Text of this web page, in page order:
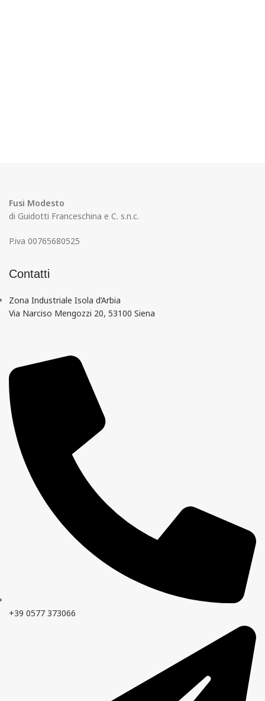
Fusi Modesto
di Guidotti Franceschina e C. s.n.c.
P.iva 00765680525
Contatti
Zona Industriale Isola d’Arbia
Via Narciso Mengozzi 20, 53100 Siena
+39 0577 373066